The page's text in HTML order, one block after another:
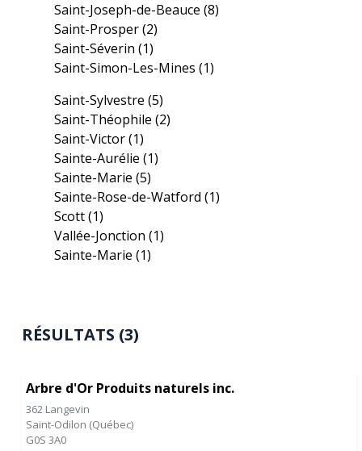
Saint-Joseph-de-Beauce(8)
Saint-Prosper(2)
Saint-Séverin(1)
Saint-Simon-Les-Mines(1)
Saint-Sylvestre(5)
Saint-Théophile(2)
Saint-Victor(1)
Sainte-Aurélie(1)
Sainte-Marie(5)
Sainte-Rose-de-Watford(1)
Scott(1)
Vallée-Jonction(1)
Sainte-Marie(1)
RÉSULTATS (3)
Arbre d'Or Produits naturels inc.
362 Langevin
Saint-Odilon (Québec)
G0S 3A0